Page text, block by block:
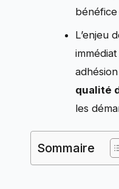
L’enjeu
qualité
les
Sommaire